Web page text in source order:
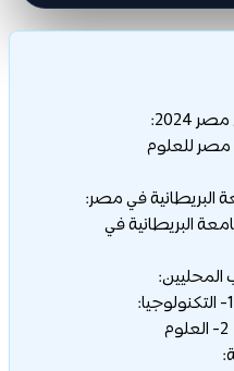
للعلوم
البريطانية في
المحليين:
2- العلوم